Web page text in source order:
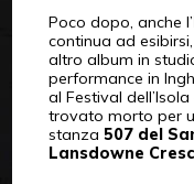
Poco dopo, anche l’
continua ad
altro album in
performance in
al Festival
trovato morto per
stanza 507 del
Lansdowne